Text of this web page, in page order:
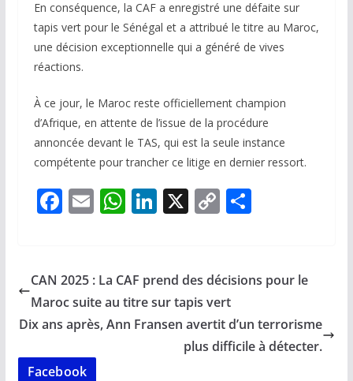
En conséquence, la CAF a enregistré une défaite sur
tapis vert pour le Sénégal et a attribué le titre au Maroc,
une décision exceptionnelle qui a généré de vives
réactions.
À ce jour, le Maroc reste officiellement champion
d’Afrique, en attente de l’issue de la procédure
annoncée devant le TAS, qui est la seule instance
compétente pour trancher ce litige en dernier ressort.
F
b
o
o
k
E
l
W
s
A
p
Li
e
dI
n
X C
y
Li
n
k
P
g
CAN 2025 : La CAF prend des décisions pour le
Maroc suite au titre sur tapis vert
Dix ans après, Ann Fransen avertit d’un terrorisme
plus difficile à détecter.
Facebook